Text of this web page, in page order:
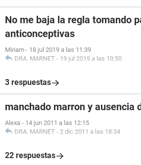
No me baja la regla tomando
anticonceptivas
Miriam - 18 jul 2019 a las 11:39
DRA. MARNET - 19 jul 2019 a las 10:50
3 respuestas
manchado marron y ausencia
Alexa - 14 jun 2011 a las 12:15
DRA. MARNET - 2 dic 2011 a las 18:34
22 respuestas